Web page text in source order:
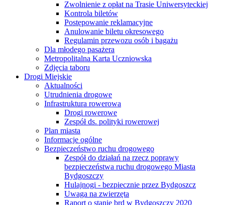
Zwolnienie z opłat na Trasie Uniwersyteckiej
Kontrola biletów
Postępowanie reklamacyjne
Anulowanie biletu okresowego
Regulamin przewozu osób i bagażu
Dla młodego pasażera
Metropolitalna Karta Uczniowska
Zdjęcia taboru
Drogi Miejskie
Aktualności
Utrudnienia drogowe
Infrastruktura rowerowa
Drogi rowerowe
Zespół ds. polityki rowerowej
Plan miasta
Informacje ogólne
Bezpieczeństwo ruchu drogowego
Zespół do działań na rzecz poprawy
bezpieczeństwa ruchu drogowego Miasta
Bydgoszczy
Hulajnogi - bezpiecznie przez Bydgoszcz
Uwaga na zwierzęta
Raport o stanie brd w Bydgoszczy 2020